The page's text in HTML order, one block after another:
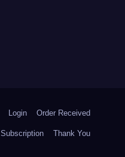
Login Order Received
Subscription Thank You